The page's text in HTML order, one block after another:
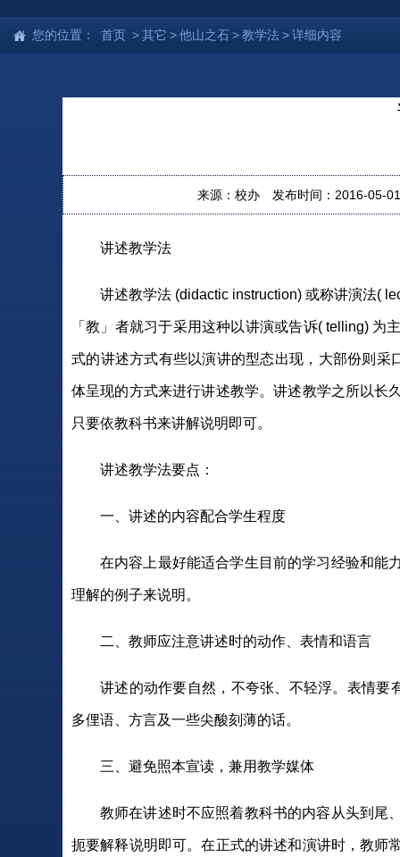
您的位置： 首页 >其它 >他山之石>教学法>详细内容
来源：校办 发布时间：2016-05-
讲述教学法
讲述教学法 (didactic instruction) 或称讲演法(
「教」者就习于采用这种以讲演或告诉( telling)
式的讲述方式有些以演讲的型态出现，大部份则
体呈现的方式来进行讲述教学。讲述教学之所以长
只要依教科书来讲解说明即可。
讲述教学法要点：
一、讲述的内容配合学生程度
在内容上最好能适合学生目前的学习经验和能
理解的例子来说明。
二、教师应注意讲述时的动作、表情和语言
讲述的动作要自然，不夸张、不轻浮。表情要
多俚语、方言及一些尖酸刻薄的话。
三、避免照本宣读，兼用教学媒体
教师在讲述时不应照着教科书的内容从头到尾
扼要解释说明即可。在正式的讲述和演讲时，教师